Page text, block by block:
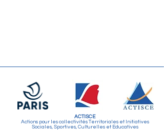
ACTISCE
Actions pour les collectivités Territoriales et Initiatives
Sociales, Sportives, Culturelles et Educatives